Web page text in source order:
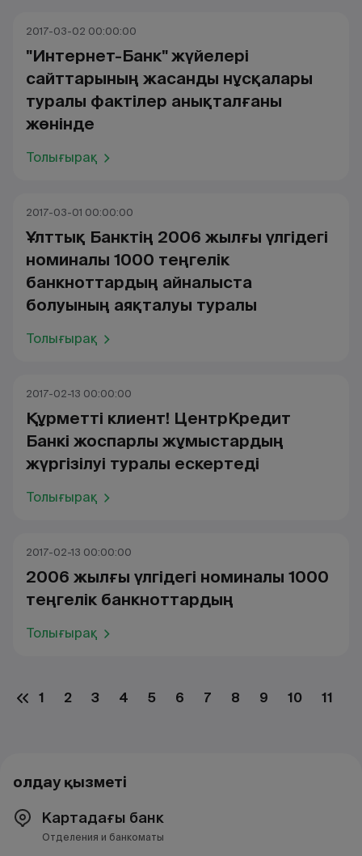
2017-03-02 00:00:00
"Интернет-Банк" жүйелері
сайттарының жасанды нұсқалары
туралы фактілер анықталғаны
жөнінде
Толығырақ
2017-03-01 00:00:00
Ұлттық Банктің 2006 жылғы үлгідегі
номиналы 1000 теңгелік
банкноттардың айналыста
болуының аяқталуы туралы
Толығырақ
2017-02-13 00:00:00
Құрметті клиент! ЦентрКредит
Банкі жоспарлы жұмыстардың
жүргізілуі туралы ескертеді
Толығырақ
2017-02-13 00:00:00
2006 жылғы үлгідегі номиналы 1000
теңгелік банкноттардың
Толығырақ
1 2 3 4 5 6 7 8 9 10 11
Қолдау қызметі
Картадағы банк
Отделения и банкоматы